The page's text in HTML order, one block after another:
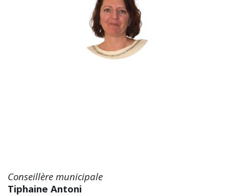
Conseillère municipale
Tiphaine Antoni